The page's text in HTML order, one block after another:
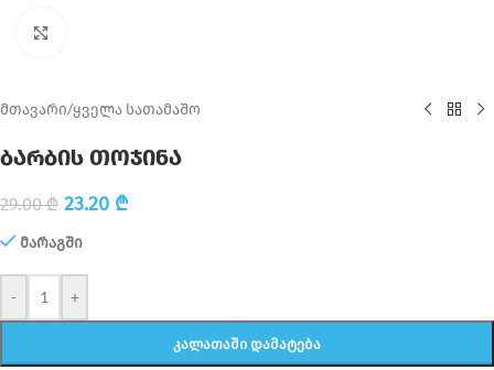
მთავარი/ყველა სათამაშო
ბარბის თოჯინა
29.00₾ 23.20 ₾
მარაგში
- +
ᲙᲐᲚᲐᲗᲐᲨᲘ ᲓᲐᲛᲐᲢᲔᲑᲐ